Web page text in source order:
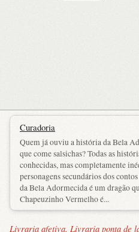
Curadoria
Quem já ouviu a história da Bela
que come salsichas? Todas as
conhecidas, mas completamente
personagens secundários dos
da Bela Adormecida é um dragão
Chapeuzinho Vermelho é...
Livraria afetiva. Livraria ponta de